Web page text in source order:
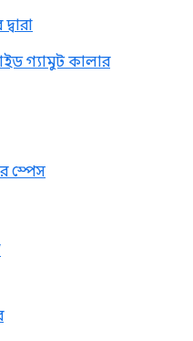
গ্যামুট কালার
স্পেস